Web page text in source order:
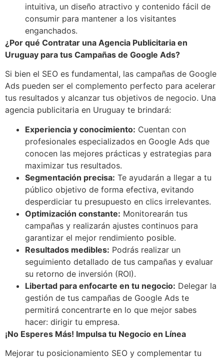
intuitiva, un diseño atractivo y contenido fácil de
consumir para mantener a los visitantes
enganchados.
¿Por qué Contratar una Agencia Publicitaria en
Uruguay para tus Campañas de Google Ads?
Si bien el SEO es fundamental, las campañas de Google
Ads pueden ser el complemento perfecto para acelerar
tus resultados y alcanzar tus objetivos de negocio. Una
agencia publicitaria en Uruguay te brindará:
Experiencia y conocimiento: Cuentan con
profesionales especializados en Google Ads que
conocen las mejores prácticas y estrategias para
maximizar tus resultados.
Segmentación precisa: Te ayudarán a llegar a tu
público objetivo de forma efectiva, evitando
desperdiciar tu presupuesto en clics irrelevantes.
Optimización constante: Monitorearán tus
campañas y realizarán ajustes continuos para
garantizar el mejor rendimiento posible.
Resultados medibles: Podrás realizar un
seguimiento detallado de tus campañas y evaluar
su retorno de inversión (ROI).
Libertad para enfocarte en tu negocio: Delegar la
gestión de tus campañas de Google Ads te
permitirá concentrarte en lo que mejor sabes
hacer: dirigir tu empresa.
¡No Esperes Más! Impulsa tu Negocio en Línea
Mejorar tu posicionamiento SEO y complementar tu